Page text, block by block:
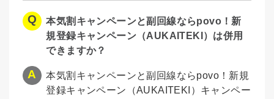
本気割キャンペーンと副回線ならpovo！新
規登録キャンペーン（AUKAITEKI）は併用
できますか？
本気割キャンペーンと副回線ならpovo！新規
登録キャンペーン（AUKAITEKI）キャンペー